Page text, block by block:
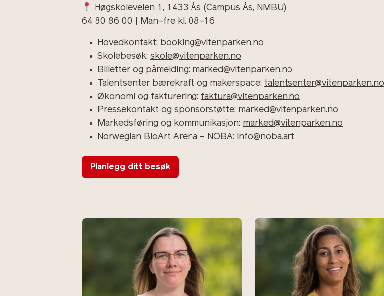
Høgskoleveien 1, 1433 Ås (Campus Ås, NMBU)
64 80 86 00 | Man–fre kl. 08–16
Hovedkontakt: booking@vitenparken.no
Skolebesøk: skole@vitenparken.no
Billetter og påmelding: marked@vitenparken.no
Talentsenter bærekraft og makerspace: talentsenter@vitenparken.no
Økonomi og fakturering: faktura@vitenparken.no
Pressekontakt og sponsorstøtte: marked@vitenparken.no
Markedsføring og kommunikasjon: marked@vitenparken.no
Norwegian BioArt Arena – NOBA: info@noba.art
Planlegg ditt besøk